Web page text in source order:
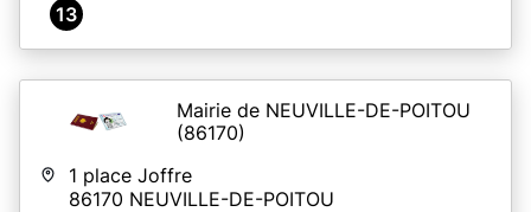
13
Mairie de NEUVILLE-DE-POITOU
(86170)
1 place Joffre
86170 NEUVILLE-DE-POITOU